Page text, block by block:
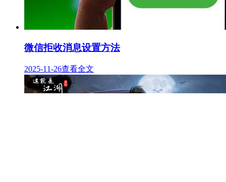
微信拒收消息设置方法
2025-11-26查看全文